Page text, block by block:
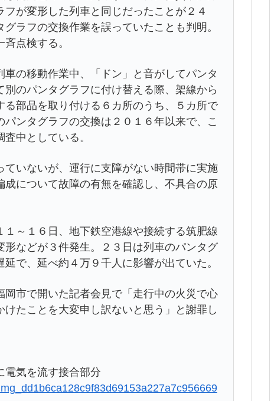
が変形した列車と同じだったことが２４
ラフの交換作業を誤っていたことも判明。
点検する。
の移動作業中、「ドン」と音がしてパンタ
のパンタグラフに付け替える際、架線から
部品を取り付ける６カ所のうち、５カ所で
ンタグラフの交換は２０１６年以来で、こ
中としている。
いないが、運行に支障がない時間帯に実施
について故障の有無を確認し、不具合の原
～１６日、地下鉄空港線や接続する筑肥線
などが３件発生。２３日は列車のパンタグ
で、延べ約４万９千人に影響が出ていた。
市で開いた記者会見で「走行中の火災で心
たことを大変申し訳ないと思う」と謝罪し
電気を流す接合部分